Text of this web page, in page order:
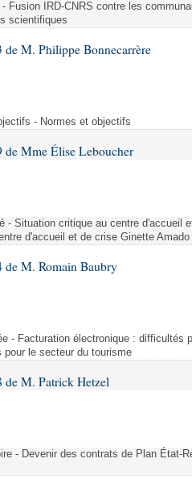
lois
Fusion IRD-CNRS contre les
scientifiques
de M. Philippe Bonnecarrère
- Normes et objectifs
de Mme Élise Leboucher
- Situation critique au centre d'accueil
d'accueil et de crise Ginette Amado
de M. Romain Baubry
- Facturation électronique : difficultés
le secteur du tourisme
de M. Patrick Hetzel
- Devenir des contrats de Plan État-